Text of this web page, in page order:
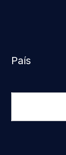
País